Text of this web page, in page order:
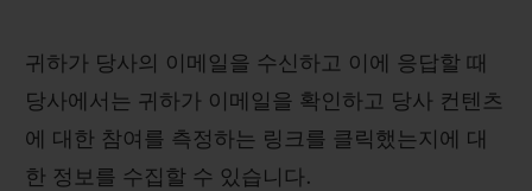
귀하가 당사의 이메일을 수신하고 이에 응답할 때
당사에서는 귀하가 이메일을 확인하고 당사 컨텐츠
에 대한 참여를 측정하는 링크를 클릭했는지에 대
한 정보를 수집할 수 있습니다.